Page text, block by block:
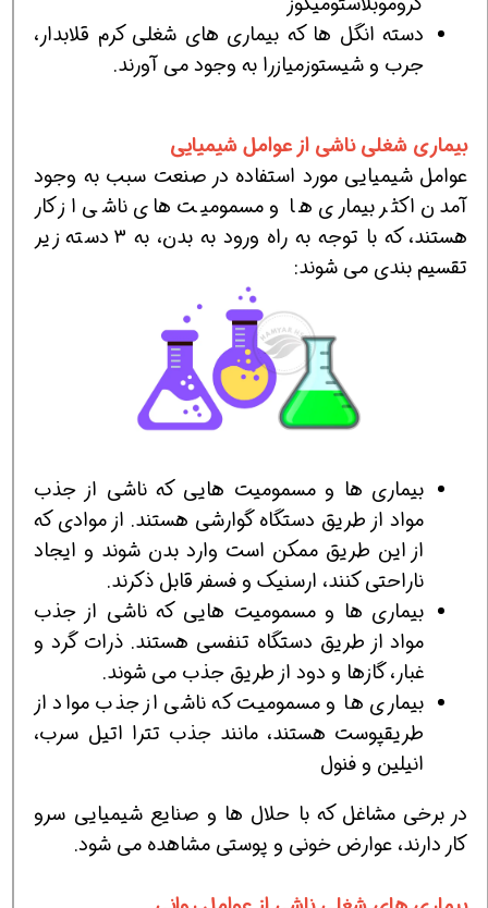
دسته انگل ها که بیماری های شغلی کرم قلابدار،
جرب و شیستوزمیازرا به وجود می آورند.
بیماری شغلی ناشی از عوامل شیمیایی
عوامل شیمیایی مورد استفاده در صنعت سبب به وجود
آمدن اکثر بیماری ها و مسمومیت های ناشی از کار
هستند، که با توجه به راه ورود به بدن، به ۳ دسته زیر
تقسیم بندی می شوند:
بیماری ها و مسمومیت هایی که ناشی از جذب
مواد از طریق دستگاه گوارشی هستند. از موادی که
از این طریق ممکن است وارد بدن شوند و ایجاد
ناراحتی کنند، ارسنیک و فسفر قابل ذکرند.
بیماری ها و مسمومیت هایی که ناشی از جذب
مواد از طریق دستگاه تنفسی هستند. ذرات گرد و
غبار، گازها و دود از طریق جذب می شوند.
بیماری ها و مسمومیت که ناشی از جذب مواد از
طریقپوست هستند، مانند جذب تترا اتیل سرب،
انیلین و فنول
در برخی مشاغل که با حلال ها و صنایع شیمیایی سرو
کار دارند، عوارض خونی و پوستی مشاهده می شود.